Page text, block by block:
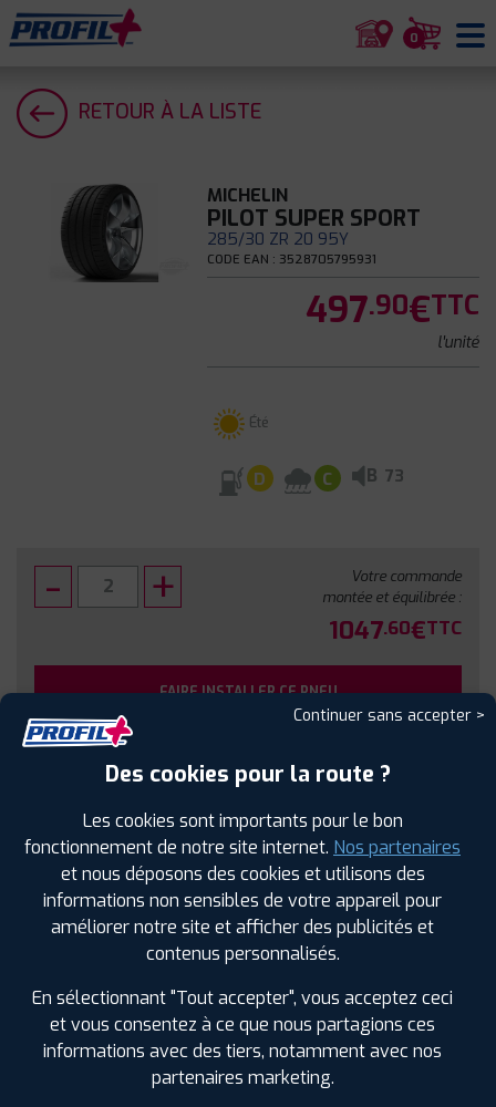
0
RETOUR À LA LISTE
MICHELIN
PILOT SUPER SPORT
285/30 ZR 20 95Y
CODE EAN : 3528705795931
497.90€TTC
l'unité
Été
D C B 73
Votre commande
montée et équilibrée :
1047.60€TTC
FAIRE INSTALLER CE PNEU
Sous réserve de disponibilité en agence
SPÉCIFICATIONS AVIS CLIENTS ÉTIQUETAGE
Étiquetage
Continuer sans accepter >
Des cookies pour la route ?
Les cookies sont importants pour le bon
fonctionnement de notre site internet. Nos partenaires
et nous déposons des cookies et utilisons des
informations non sensibles de votre appareil pour
améliorer notre site et afficher des publicités et
contenus personnalisés.
En sélectionnant "Tout accepter", vous acceptez ceci
et vous consentez à ce que nous partagions ces
informations avec des tiers, notamment avec nos
partenaires marketing.